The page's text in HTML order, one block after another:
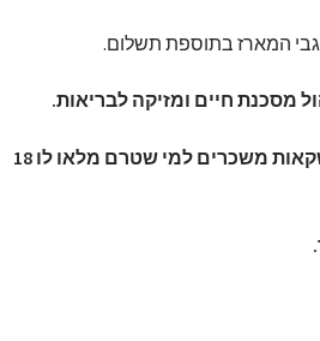
גבי המארז בתוספת תשלום.
מסכנת חיים ומזיקה לבריאות.
מכירה או הספקה של משקאות משכרים למי שטרם מלאו לו 18